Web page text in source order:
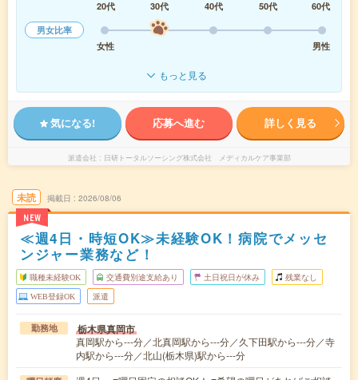
20代
30代 40代 50代
60代
男女比率
女性
男性
もっと見る
気になる! 応募へ進む 詳しく見る
派遣会社 日研トータルソーシング株式会社 メディカルケア事業部
未読
NEW
掲載日 2026/08/06
≪週4日・時短OK≫未経験OK！病院でメッセ
ンジャー業務など！
職種未経験OK 交通費別途支給あり 土日祝日が休み 残業なし
WEB登録OK 派遣
勤務地 栃木県真岡市
真岡駅から---分／北真岡駅から---分／久下田駅から---分／寺
内駅から---分／北山(栃木県)駅から---分